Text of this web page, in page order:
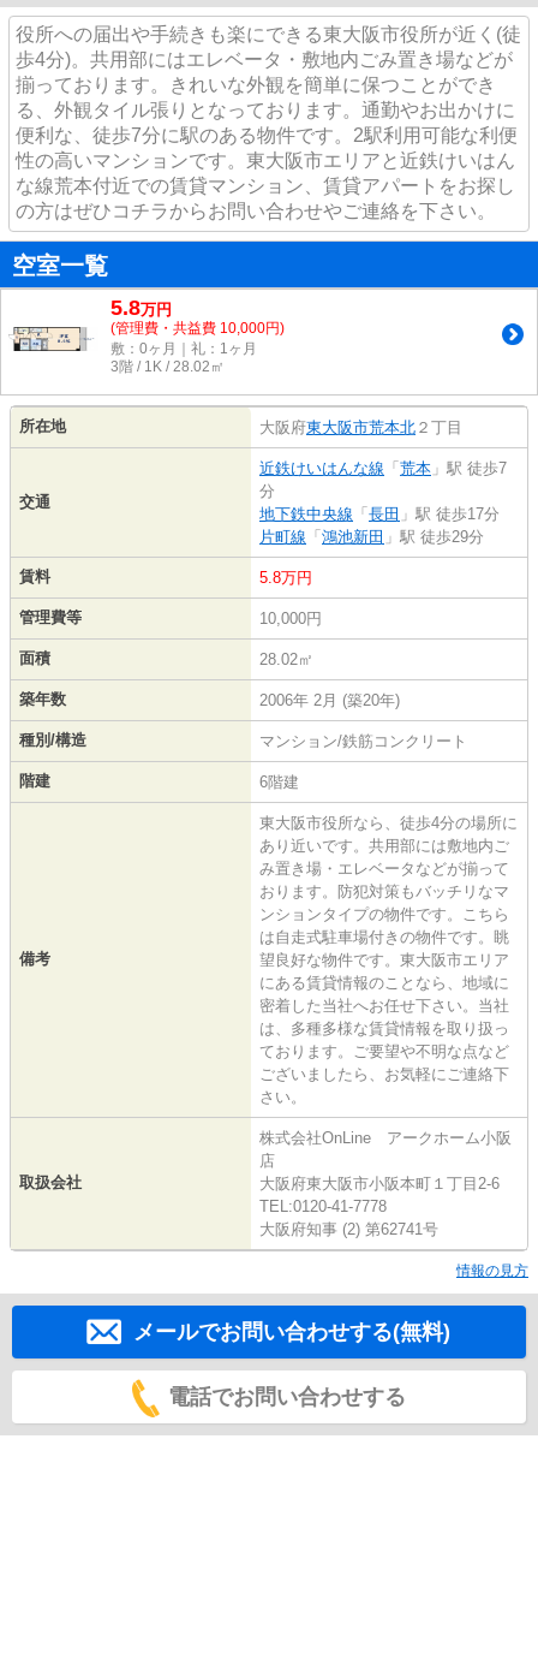
役所への届出や手続きも楽にできる東大阪市役所が近く(徒
歩4分)。共用部にはエレベータ・敷地内ごみ置き場などが
揃っております。きれいな外観を簡単に保つことができ
る、外観タイル張りとなっております。通勤やお出かけに
便利な、徒歩7分に駅のある物件です。2駅利用可能な利便
性の高いマンションです。東大阪市エリアと近鉄けいはん
な線荒本付近での賃貸マンション、賃貸アパートをお探し
の方はぜひコチラからお問い合わせやご連絡を下さい。
空室一覧
5.8万円
(管理費・共益費 10,000円)
敷：0ヶ月｜礼：1ヶ月
3階 / 1K / 28.02㎡
所在地 大阪府東大阪市荒本北 ２丁目
交通
近鉄けいはんな線 「 荒本 」駅 徒歩7
分
地下鉄中央線 「 長田 」駅 徒歩17分
片町線 「 鴻池新田 」駅 徒歩29分
賃料 5.8万円
管理費等 10,000円
面積 28.02㎡
築年数 2006年 2月 (築20年)
種別/構造 マンション/鉄筋コンクリート
階建 6階建
備考
東大阪市役所なら、徒歩4分の場所に
あり近いです。共用部には敷地内ご
み置き場・エレベータなどが揃って
おります。防犯対策もバッチリなマ
ンションタイプの物件です。こちら
は自走式駐車場付きの物件です。眺
望良好な物件です。東大阪市エリア
にある賃貸情報のことなら、地域に
密着した当社へお任せ下さい。当社
は、多種多様な賃貸情報を取り扱っ
ております。ご要望や不明な点など
ございましたら、お気軽にご連絡下
さい。
取扱会社
株式会社OnLine アークホーム小阪
店
大阪府東大阪市小阪本町１丁目2-6
TEL:0120-41-7778
大阪府知事 (2) 第62741号
情報の見方
メールでお問い合わせする(無料)
電話でお問い合わせする